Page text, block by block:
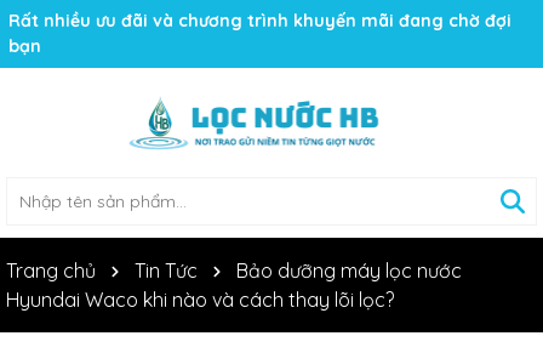
Rất nhiều ưu đãi và chương trình khuyến mãi đang chờ đợi
bạn
Trang chủ Tin Tức
Bảo dưỡng máy lọc nước
Hyundai Waco khi nào và cách thay lõi lọc?